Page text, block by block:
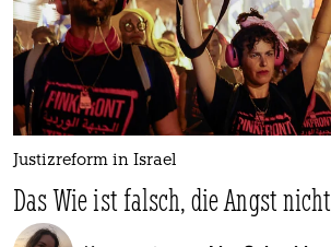
Justizreform in Israel
Das Wie ist falsch, die Angst nicht